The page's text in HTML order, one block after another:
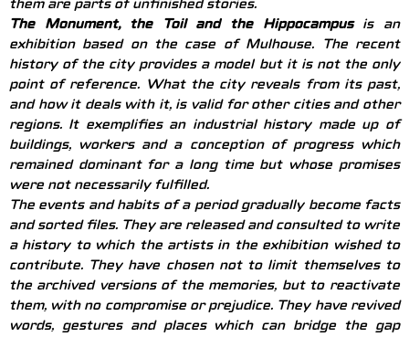
them are parts of unfinished stories.
The Monument, the Toil and the Hippocampusis an
exhibition based on the case of Mulhouse. The recent
history of the city provides a model but it is not the only
point of reference. What the city reveals from its past,
and how it deals with it, is valid for other cities and other
regions. It exemplifies an industrial history made up of
buildings, workers and a conception of progress which
remained dominant for a long time but whose promises
were not necessarily fulfilled.
The events and habits of a period gradually become facts
and sorted files. They are released and consulted to write
a history to which the artists in the exhibition wished to
contribute. They have chosen not to limit themselves to
the archived versions of the memories, but to reactivate
them, with no compromise or prejudice. They have revived
words, gestures and places which can bridge the gap